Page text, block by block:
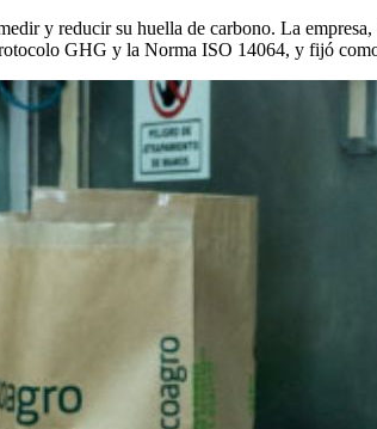
y reducir su huella de carbono. La
GHG y la Norma ISO 14064, y fijó